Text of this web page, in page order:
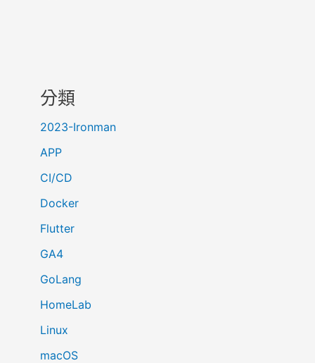
分類
2023-Ironman
APP
CI/CD
Docker
Flutter
GA4
GoLang
HomeLab
Linux
macOS